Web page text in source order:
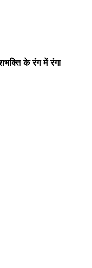
के रंग में रंगा